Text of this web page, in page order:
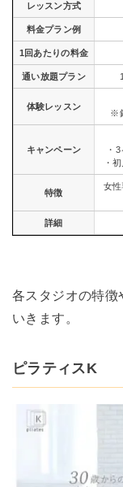
レッスン方式
料金プラン例
1回あたりの料金
通い放題プラン
体験レッスン
※
キャンペーン
・
・
特徴
女
詳細
各スタジオの特徴
いきます。
ピラティスK